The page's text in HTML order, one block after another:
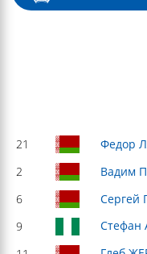
21
Федор
2
Вадим
6
Сергей
9
Стефан